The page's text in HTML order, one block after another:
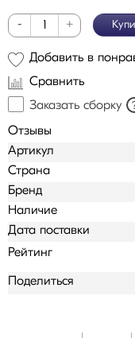
- +
Добавить в
Сравнить
Заказать сборку
Отзывы
Артикул
Страна
Бренд
Наличие
Дата поставки
Рейтинг
Поделиться